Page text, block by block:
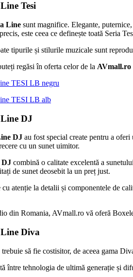
Tesi
Line sunt magnifice. Elegante,
este ceea ce definește toată Seria
tipurile și stilurile muzicale sunt
regăsi în oferta celor de la AVmall.ro
DJ
DJ au fost special create pentru a
cu un sunet uimitor.
DJ combină o calitate excelentă a
de sunet deosebit la un preț just.
cu atenție la detalii și componentele de
din Romania, AVmall.ro vă oferă
Diva
să fie costisitor, de aceea gama
între tehnologia de ultimă generație și